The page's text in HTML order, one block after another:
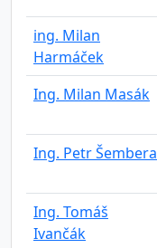
ing. Milan
Harmáček
Ing. Milan Masák
Ing. Petr Šembera
Ing. Tomáš
Ivančák